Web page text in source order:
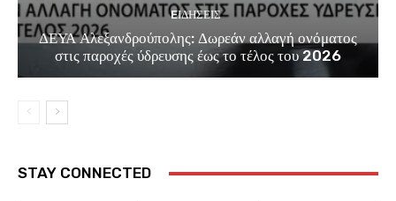
EΙΔΗΣΕΙΣ
ΔΕΥΑ Αλεξανδρούπολης: Δωρεάν αλλαγή ονόματος
στις παροχές ύδρευσης έως το τέλος του 2026
STAY CONNECTED